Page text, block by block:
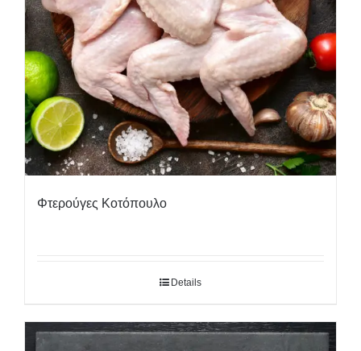
Φτερούγες Κοτόπουλο
Details